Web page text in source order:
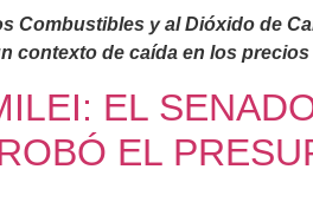
Combustibles y al Dióxido de
contexto de caída en los
EL
EL